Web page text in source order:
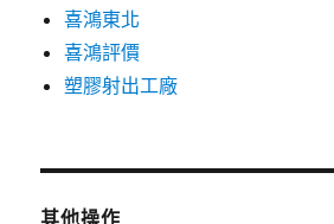
喜鴻東北
喜鴻評價
塑膠射出工廠
其他操作